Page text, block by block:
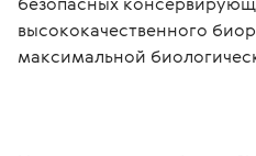
высококачественного
максимальной